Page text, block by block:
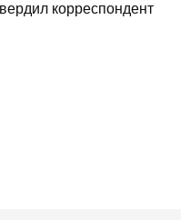
корреспондент